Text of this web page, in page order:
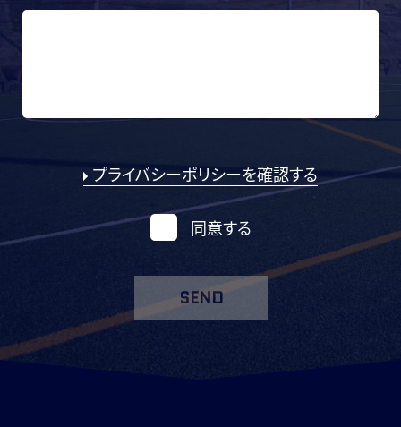
プライバシーポリシーを確認する
同意する
SEND